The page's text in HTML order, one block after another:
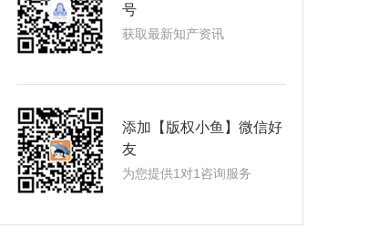
号
获取最新知产资讯
添加【版权小鱼】微信好
友
为您提供1对1咨询服务